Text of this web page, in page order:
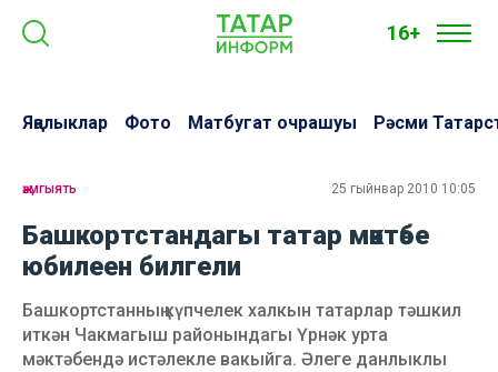
16+
Яңалыклар Фото Матбугат очрашуы Рәсми
җәмгыять 25 гыйнвар 2010 10:05
Башкортстандагы татар мәктәбе
юбилеен билгели
Башкортстанның күпчелек халкын татарлар тәшкил
иткән Чакмагыш районындагы Үрнәк урта
мәктәбендә истәлекле вакыйга. Әлеге данлыклы